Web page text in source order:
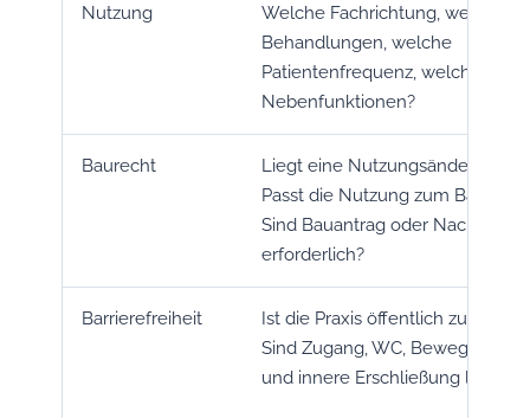
Nutzung
Welche Fachrichtung, welche
Behandlungen, welche
Patientenfrequenz, welche
Nebenfunktionen?
Baurecht
Liegt eine Nutzungsänderung
Passt die Nutzung zum
Sind Bauantrag oder Nachweise
erforderlich?
Barrierefreiheit
Ist die Praxis öffentlich
Sind Zugang, WC,
und innere Erschließung lösbar?